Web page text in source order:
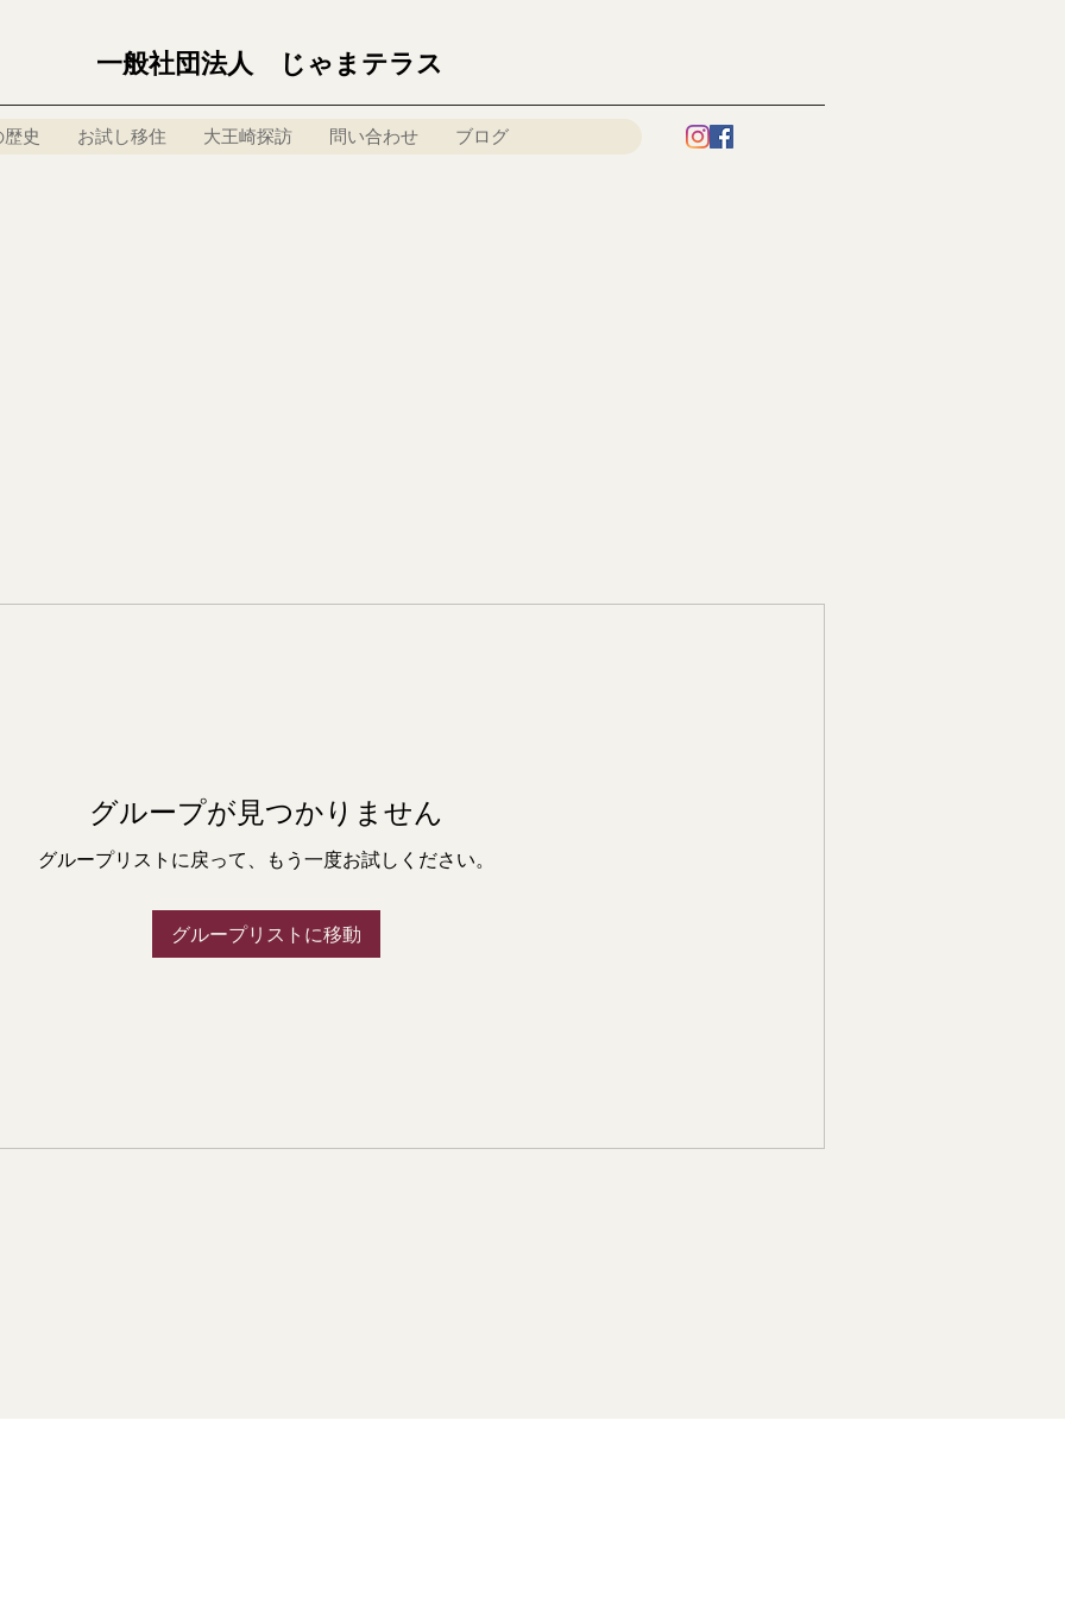
一般社団法人 じゃまテラス
史 お試し移住 大王崎探訪 問い合わせ ブログ
グループが見つかりません
グループリストに戻って、もう一度お試しください。
グループリストに移動